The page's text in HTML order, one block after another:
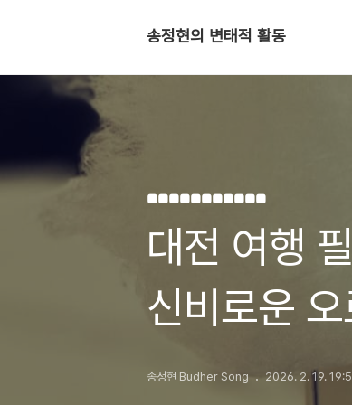
송정현의 변태적 활동
■■■■■■■■■■■
대전 여행
신비로운
송정현 Budher Song 2026. 2. 19.